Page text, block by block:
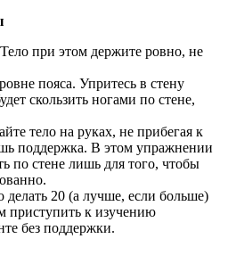
при этом держите ровно, не
пояса. Упритесь в стену
скользить ногами по стене,
тело на руках, не прибегая к
поддержка. В этом упражнении
по стене лишь для того, чтобы
20 (а лучше, если больше)
приступить к изучению
без поддержки.